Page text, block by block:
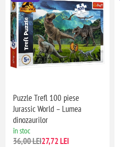
Puzzle Trefl 100 piese
Jurassic World – Lumea
dinozaurilor
în stoc
36,00 LEI27,72 LEI